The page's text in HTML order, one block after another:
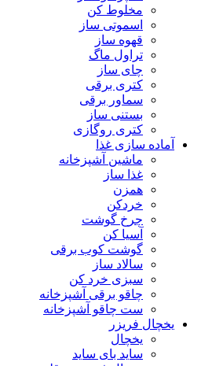
مخلوط کن
اسموتی ساز
قهوه ساز
تراول ماگ
چای ساز
کتری برقی
سماور برقی
بستنی ساز
کتری روگازی
آماده سازی غذا
ماشین آشپزخانه
غذا ساز
همزن
خردکن
چرخ گوشت
آسیا کن
گوشت کوب برقی
سالاد ساز
سبزی خرد کن
چاقو برقی آشپزخانه
ست چاقو آشپزخانه
یخچال فریزر
یخچال
ساید بای ساید